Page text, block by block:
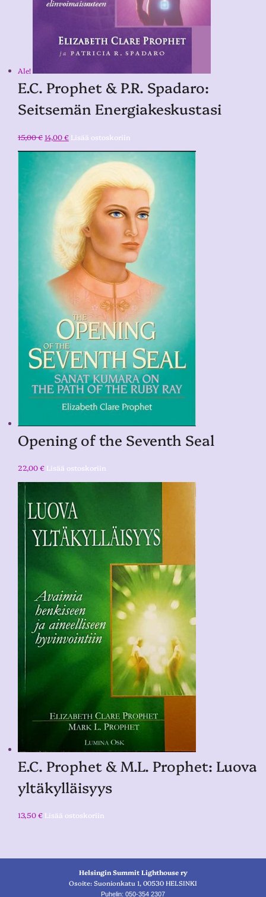
Ale!
E.C. Prophet & P.R. Spadaro:
Seitsemän Energiakeskustasi
15,00€ 14,00€ Lisää ostoskoriin
Opening of the Seventh Seal
22,00€ Lisää ostoskoriin
E.C. Prophet & M.L. Prophet: Luova
yltäkylläisyys
13,50€ Lisää ostoskoriin
Helsingin Summit Lighthouse ry
Osoite: Suonionkatu 1, 00530 HELSINKI
Puhelin: 050-354 2307